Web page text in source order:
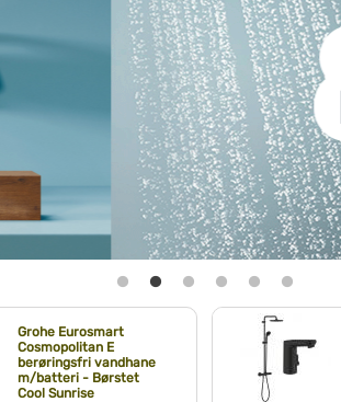
Grohe Eurosmart
Cosmopolitan E
berøringsfri vandhane
m/batteri - Børstet
Cool Sunrise